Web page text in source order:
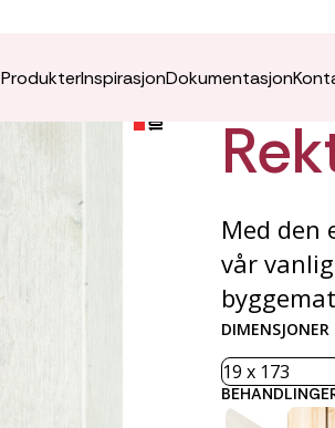
ProdukterInspirasjonDokumentasjon
Med den
vår
DIMENSJONER